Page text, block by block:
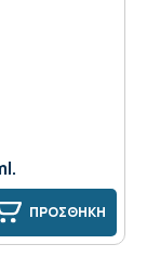
ΠΡΟΣΘΗΚΗ